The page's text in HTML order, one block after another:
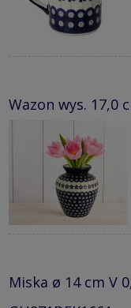
Wazon wys. 17,0
Miska ø 14 cm V